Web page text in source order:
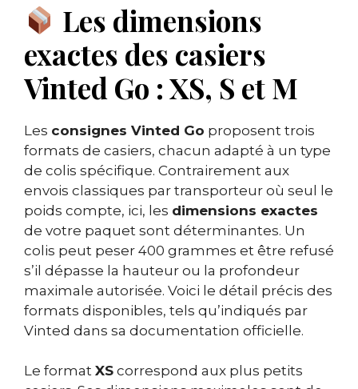
Les dimensions
exactes des casiers
Vinted Go : XS, S et M
Les consignes Vinted Go proposent trois
formats de casiers, chacun adapté à un type
de colis spécifique. Contrairement aux
envois classiques par transporteur où seul le
poids compte, ici, les dimensions exactes
de votre paquet sont déterminantes. Un
colis peut peser 400 grammes et être refusé
s’il dépasse la hauteur ou la profondeur
maximale autorisée. Voici le détail précis des
formats disponibles, tels qu’indiqués par
Vinted dans sa documentation officielle.
Le format XS correspond aux plus petits